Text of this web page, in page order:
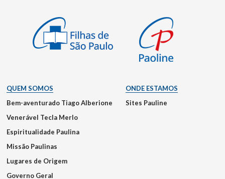
QUEM SOMOS
Bem-aventurado Tiago Alberione
Venerável Tecla Merlo
Espiritualidade Paulina
Missão Paulinas
Lugares de Origem
Governo Geral
ONDE ESTAMOS
Sites Pauline